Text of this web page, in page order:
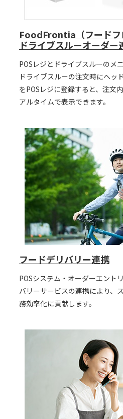
FoodFrontia（フードフ
ドライブスルーオーダー
POSレジとドライブスルーのメ
ドライブスルーの注文時にヘッ
をPOSレジに登録すると、注文
アルタイムで表示できます。
フードデリバリー連携
POSシステム・オーダーエント
バリーサービスの連携により、
務効率化に貢献します。